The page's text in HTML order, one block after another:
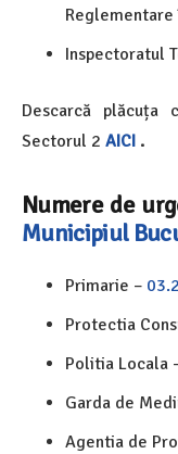
Inspectoratul
Descarcă
Sectorul 2 AICI .
Numere de
Municipiul
Primarie –
Protectia
Politia Locala
Garda de
Agentia de